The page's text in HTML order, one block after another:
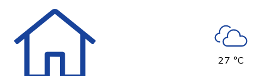
27 °C